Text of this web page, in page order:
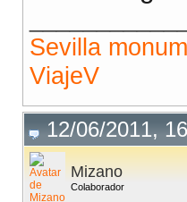
Sevilla
ViajeV
12/06/2011,
Mizano
Colaborador